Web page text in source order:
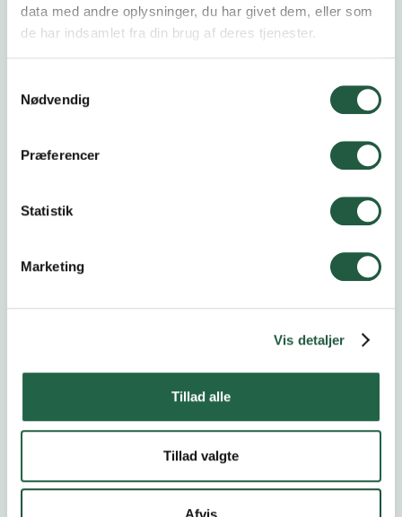
data med andre oplysninger, du har givet dem, eller som
de har indsamlet fra din brug af deres tjenester.
Nødvendig
Præferencer
Statistik
Marketing
Vis detaljer
Tillad alle
Tillad valgte
20.9.2026
24.10.2026
Delegeretmøde